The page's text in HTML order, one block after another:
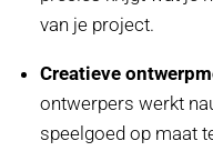
van je project.
Creatieve
ontwerpers werkt
speelgoed op maat